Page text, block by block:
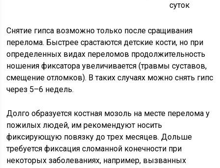
суток
Снятие гипса возможно только после сращивания
перелома. Быстрее срастаются детские кости, но при
определенных видах переломов продолжительность
ношения фиксатора увеличивается (травмы суставов,
смещение отломков). В таких случаях можно снять гипс
через 5–6 недель.
Долго образуется костная мозоль на месте перелома у
пожилых людей, им рекомендуют носить
фиксирующую повязку до трех месяцев. Дольше
требуется фиксация сломанной конечности при
некоторых заболеваниях, например, вызванных